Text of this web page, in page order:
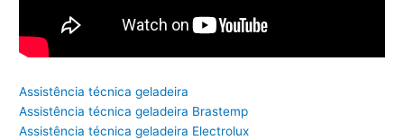
Assistência técnica geladeira
Assistência técnica geladeira Brastemp
Assistência técnica geladeira Electrolux